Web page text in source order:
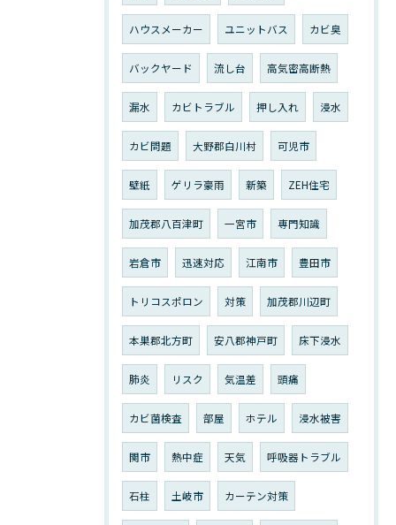
ハウスメーカー ユニットバス カビ臭
バックヤード 流し台 高気密高断熱
漏水 カビトラブル 押し入れ 浸水
カビ問題 大野郡白川村 可児市
壁紙 ゲリラ豪雨 新築 ZEH住宅
加茂郡八百津町 一宮市 専門知識
岩倉市 迅速対応 江南市 豊田市
トリコスポロン 対策 加茂郡川辺町
本巣郡北方町 安八郡神戸町 床下浸水
肺炎 リスク 気温差 頭痛
カビ菌検査 部屋 ホテル 浸水被害
関市 熱中症 天気 呼吸器トラブル
石柱 土岐市 カーテン対策